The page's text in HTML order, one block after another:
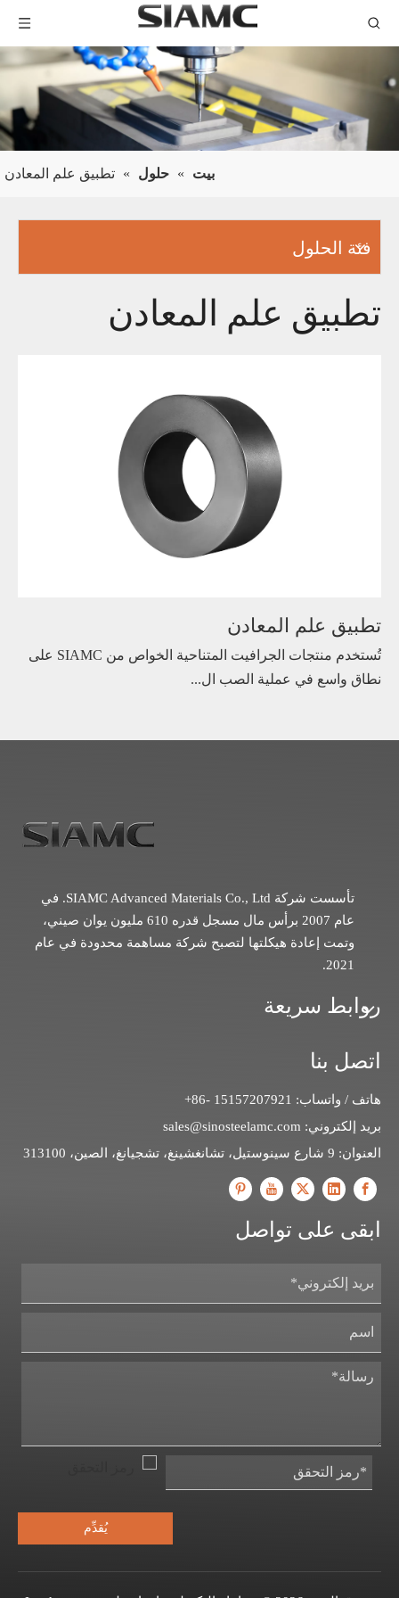
بيت » حلول » تطبيق علم المعادن
فئة الحلول
تطبيق علم المعادن
تطبيق علم المعادن
تُستخدم منتجات الجرافيت المتناحية الخواص من SIAMC على
نطاق واسع في عملية الصب ال...
تأسست شركة SIAMC Advanced Materials Co., Ltd. في
عام 2007 برأس مال مسجل قدره 610 مليون يوان صيني،
وتمت إعادة هيكلتها لتصبح شركة مساهمة محدودة في عام
2021.
روابط سريعة
اتصل بنا
هاتف / واتساب: 15157207921 -86+
بريد إلكتروني: sales@sinosteelamc.com
العنوان: 9 شارع سينوستيل، تشانغشينغ، تشجيانغ، الصين، 313100
ابقى على تواصل
يُقدِّم